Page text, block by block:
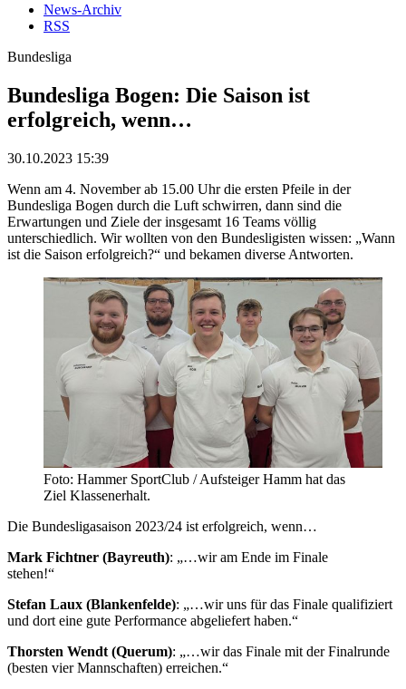
News-Archiv
RSS
Bundesliga
Bundesliga Bogen: Die Saison ist
erfolgreich, wenn…
30.10.2023 15:39
Wenn am 4. November ab 15.00 Uhr die ersten Pfeile in der
Bundesliga Bogen durch die Luft schwirren, dann sind die
Erwartungen und Ziele der insgesamt 16 Teams völlig
unterschiedlich. Wir wollten von den Bundesligisten wissen: „Wann
ist die Saison erfolgreich?“ und bekamen diverse Antworten.
Foto: Hammer SportClub / Aufsteiger Hamm hat das
Ziel Klassenerhalt.
Die Bundesligasaison 2023/24 ist erfolgreich, wenn…
Mark Fichtner (Bayreuth): „…wir am Ende im Finale
stehen!“
Stefan Laux (Blankenfelde): „…wir uns für das Finale qualifiziert
und dort eine gute Performance abgeliefert haben.“
Thorsten Wendt (Querum): „…wir das Finale mit der Finalrunde
(besten vier Mannschaften) erreichen.“